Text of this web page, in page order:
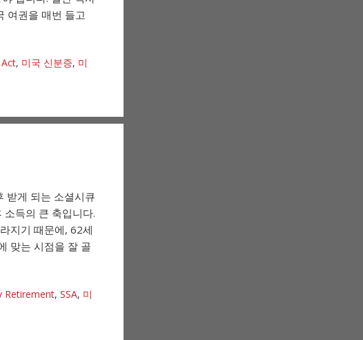
여권을 매번 들고
, 미국 신분증, 미
받게 되는 소셜시큐
득의 큰 축입니다.
지기 때문에, 62세
맞는 시점을 잘 골
Retirement, SSA, 미